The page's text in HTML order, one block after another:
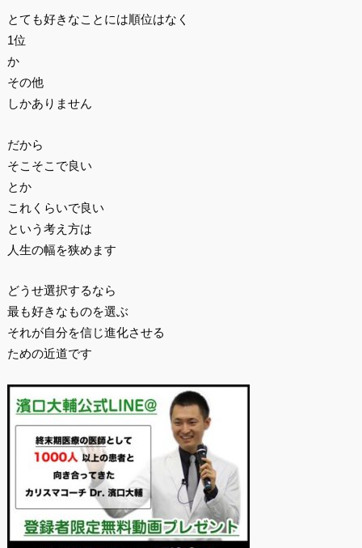
とても好きなことには順位はなく
1位
か
その他
しかありません
だから
そこそこで良い
とか
これくらいで良い
という考え方は
人生の幅を狭めます
どうせ選択するなら
最も好きなものを選ぶ
それが自分を信じ進化させる
ための近道です